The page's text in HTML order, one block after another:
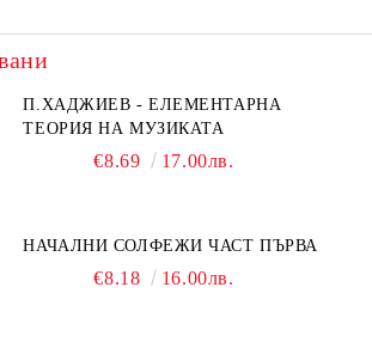
П.ХАДЖИЕВ - ЕЛЕМЕНТАРНА
ТЕОРИЯ НА МУЗИКАТА
€8.69 17.00лв.
НАЧАЛНИ СОЛФЕЖИ ЧАСТ ПЪРВА
€8.18 16.00лв.